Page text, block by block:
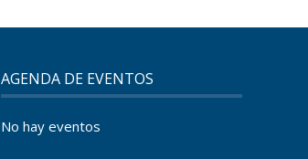
AGENDA DE EVENTOS
No hay eventos